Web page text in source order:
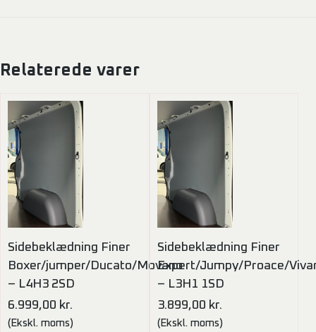
Relaterede varer
Sidebeklædning Finer
Boxer/jumper/Ducato/Movano
– L4H3 2SD
6.999,00 kr.
(Ekskl. moms)
Sidebeklædning Finer
Expert/Jumpy/Proace/
– L3H1 1SD
3.899,00 kr.
(Ekskl. moms)